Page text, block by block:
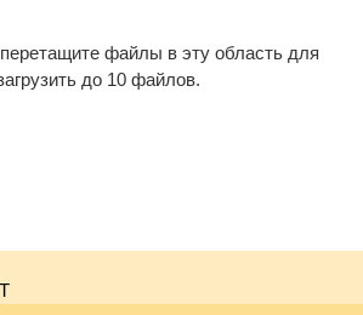
файлы в эту область для
до 10 файлов.